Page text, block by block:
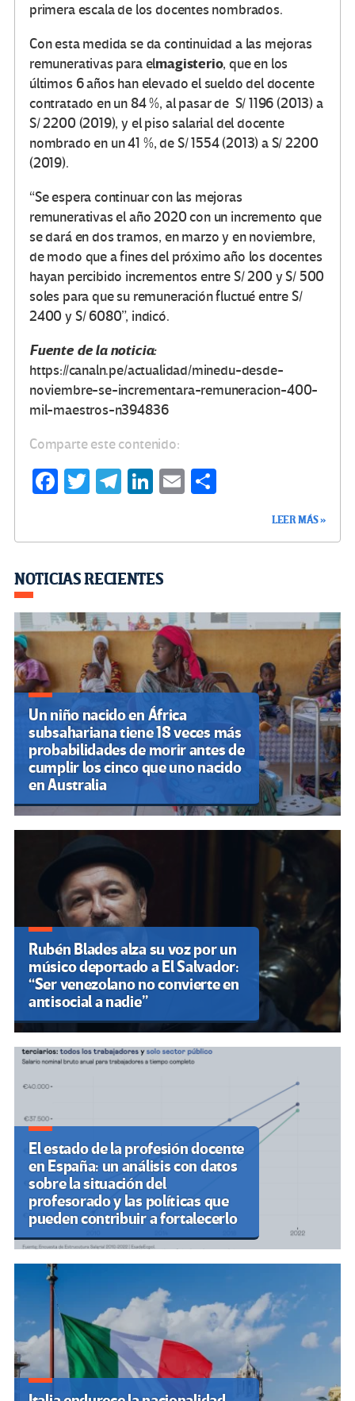
primera escala de los docentes nombrados.
Con esta medida se da continuidad a las mejoras
remunerativas para elmagisterio, que en los
últimos 6 años han elevado el sueldo del docente
contratado en un 84 %, al pasar de S/ 1196 (2013) a
S/ 2200 (2019), y el piso salarial del docente
nombrado en un 41 %, de S/ 1554 (2013) a S/ 2200
(2019).
“Se espera continuar con las mejoras
remunerativas el año 2020 con un incremento que
se dará en dos tramos, en marzo y en noviembre,
de modo que a fines del próximo año los docentes
hayan percibido incrementos entre S/ 200 y S/ 500
soles para que su remuneración fluctué entre S/
2400 y S/ 6080”, indicó.
Fuente de la noticia:
https://canaln.pe/actualidad/minedu-desde-
noviembre-se-incrementara-remuneracion-400-
mil-maestros-n394836
Comparte este contenido:
Fa
o
k
T
Te
m
Li
n
E
tir
LEER MÁS »
NOTICIAS RECIENTES
Un niño nacido en África
subsahariana tiene 18 veces más
probabilidades de morir antes de
cumplir los cinco que uno nacido
en Australia
Rubén Blades alza su voz por un
músico deportado a El Salvador:
“Ser venezolano no convierte en
antisocial a nadie”
El estado de la profesión docente
en España: un análisis con datos
sobre la situación del
profesorado y las políticas que
pueden contribuir a fortalecerlo